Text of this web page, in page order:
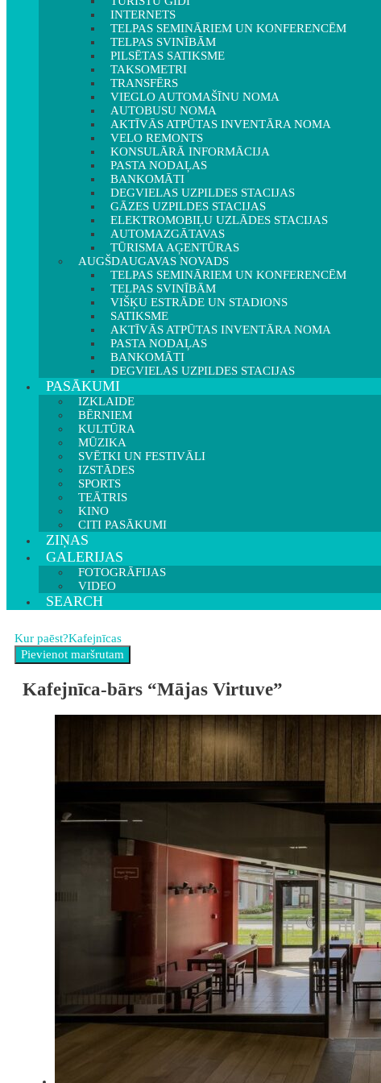
INTERNETS
TELPAS SEMINĀRIEM UN KONFERENCĒM
TELPAS SVINĪBĀM
PILSĒTAS SATIKSME
TAKSOMETRI
TRANSFĒRS
VIEGLO AUTOMAŠĪNU NOMA
AUTOBUSU NOMA
AKTĪVĀS ATPŪTAS INVENTĀRA NOMA
VELO REMONTS
KONSULĀRĀ INFORMĀCIJA
PASTA NODAĻAS
BANKOMĀTI
DEGVIELAS UZPILDES STACIJAS
GĀZES UZPILDES STACIJAS
ELEKTROMOBIĻU UZLĀDES STACIJAS
AUTOMAZGĀTAVAS
TŪRISMA AĢENTŪRAS
AUGŠDAUGAVAS NOVADS
TELPAS SEMINĀRIEM UN KONFERENCĒM
TELPAS SVINĪBĀM
VIŠĶU ESTRĀDE UN STADIONS
SATIKSME
AKTĪVĀS ATPŪTAS INVENTĀRA NOMA
PASTA NODAĻAS
BANKOMĀTI
DEGVIELAS UZPILDES STACIJAS
PASĀKUMI
IZKLAIDE
BĒRNIEM
KULTŪRA
MŪZIKA
SVĒTKI UN FESTIVĀLI
IZSTĀDES
SPORTS
TEĀTRIS
KINO
CITI PASĀKUMI
ZIŅAS
GALERIJAS
FOTOGRĀFIJAS
VIDEO
SEARCH
Kur paēst?Kafejnīcas
Kafejnīca-bārs “Mājas Virtuve”